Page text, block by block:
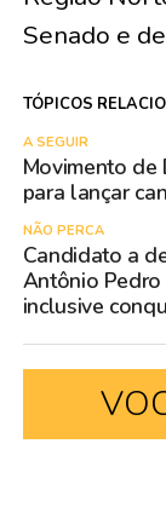
Senado e
TÓPICOS
A SEGUIR
Movimento de
para lançar
NÃO PERCA
Candidato a
Antônio
inclusive